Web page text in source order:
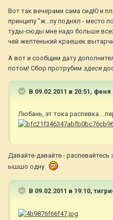
Вот так вечерами сама сидЮ и
принципу "ж...пу поднял - место
туды-сюды мне надо больше
чей желтенький краешек
А вот и сообщим дату
потом! Сбор протрубим здеся
В 09.02.2011 в 20:51,
Любань, эт тока
Давайте-давайте -
ышшо одну
В 09.02.2011 в 19:10,